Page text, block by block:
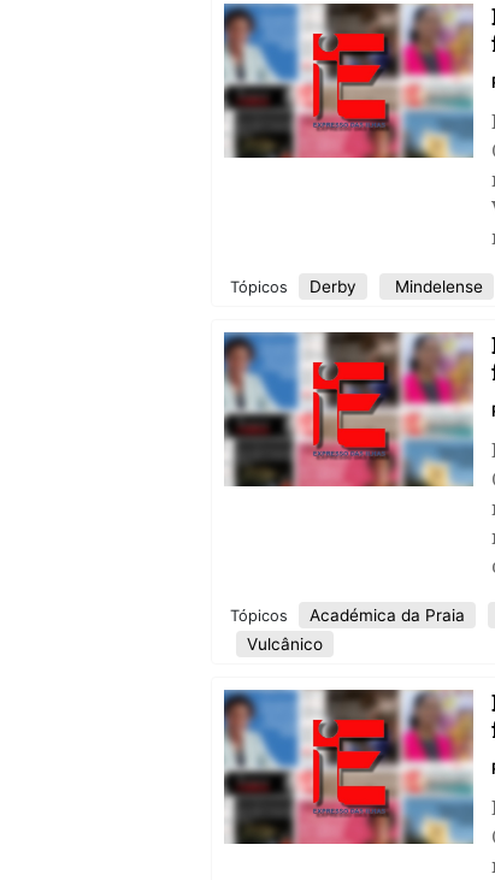
Tópicos Derby Mindelense
Tópicos Académica da Praia
Vulcânico